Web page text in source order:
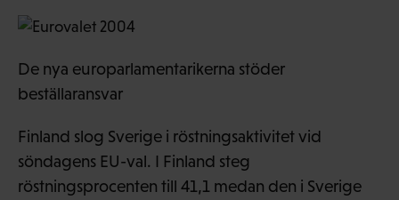
De nya europarlamentarikerna stöder
beställaransvar
Finland slog Sverige i röstningsaktivitet vid
söndagens EU-val. I Finland steg
röstningsprocenten till 41,1 medan den i Sverige